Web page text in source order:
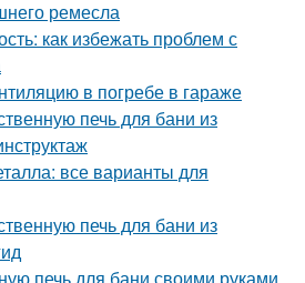
ремесла
как избежать проблем с
в погребе в гараже
печь для бани из
все варианты для
печь для бани из